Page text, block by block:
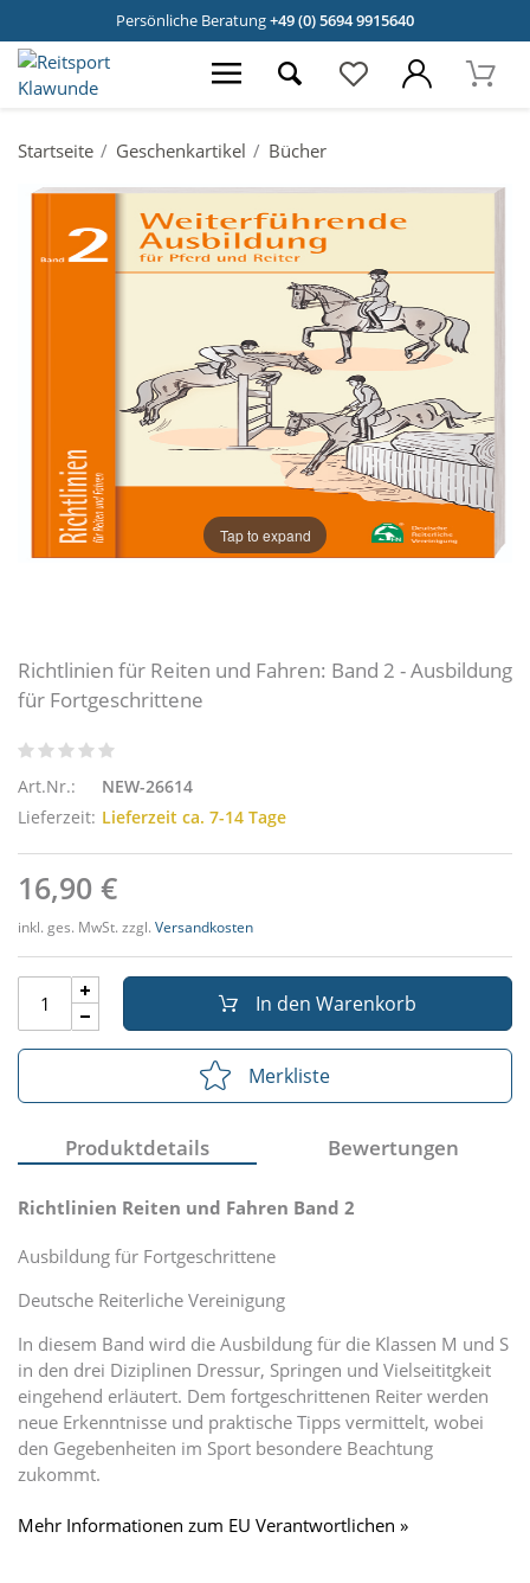
Persönliche Beratung+49 (0) 5694 9915640
Startseite Geschenkartikel Bücher
Tap to expand
Richtlinien für Reiten und Fahren: Band 2 - Ausbildung
für Fortgeschrittene
Art.Nr.:
NEW-26614
Lieferzeit: Lieferzeit ca. 7-14 Tage
16,90 €
inkl. ges. MwSt. zzgl. Versandkosten
In den Warenkorb
Merkliste
Produktdetails Bewertungen
Richtlinien Reiten und Fahren Band 2
Ausbildung für Fortgeschrittene
Deutsche Reiterliche Vereinigung
In diesem Band wird die Ausbildung für die Klassen M und S
in den drei Diziplinen Dressur, Springen und Vielseititgkeit
eingehend erläutert. Dem fortgeschrittenen Reiter werden
neue Erkenntnisse und praktische Tipps vermittelt, wobei
den Gegebenheiten im Sport besondere Beachtung
zukommt.
Mehr Informationen zum EU Verantwortlichen »